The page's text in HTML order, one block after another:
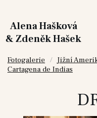
Alena Hašková
& Zdeněk Hašek
Fotogalerie Jižní
Cartagena de Indias